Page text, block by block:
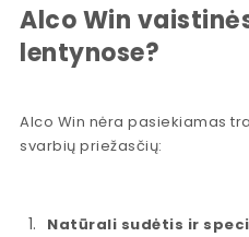
Alco Win
lentynose?
Alco Win nėra pasiekiamas
svarbių priežasčių:
Natūrali sudėtis ir